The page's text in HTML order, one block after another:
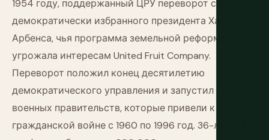
1954 году, поддержанный ЦРУ переворот сверг
демократически избранного президента Хакобо
Арбенса, чья программа земельной реформы
угрожала интересам United Fruit Company.
Переворот положил конец десятилетию
демократического управления и запустил серию
военных правительств, которые привели к
гражданской войне с 1960 по 1996 год. 36-летний